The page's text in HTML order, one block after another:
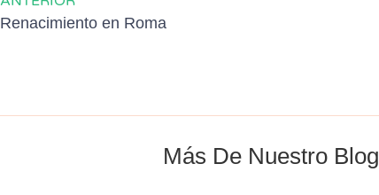
Renacimiento en Roma
Más De Nuestro Blog